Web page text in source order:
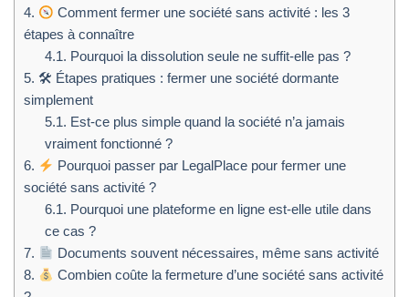
4.
Comment fermer une société sans activité : les 3
étapes à connaître
4.1. Pourquoi la dissolution seule ne suffit-elle pas ?
5. 🛠 Étapes pratiques : fermer une société dormante
simplement
5.1. Est-ce plus simple quand la société n’a jamais
vraiment fonctionné ?
6.
Pourquoi passer par LegalPlace pour fermer une
société sans activité ?
6.1. Pourquoi une plateforme en ligne est-elle utile dans
ce cas ?
7.
Documents souvent nécessaires, même sans activité
8.
Combien coûte la fermeture d’une société sans activité